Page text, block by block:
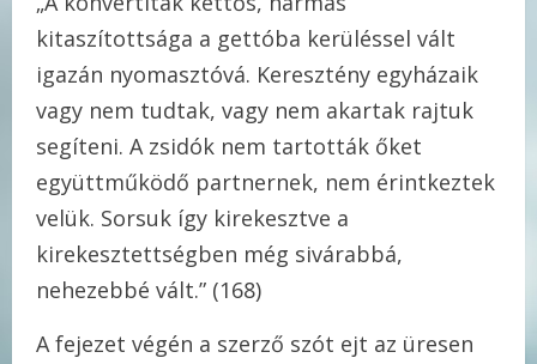
kitaszítottsága a gettóba kerüléssel vált
igazán nyomasztóvá. Keresztény egyházaik
vagy nem tudtak, vagy nem akartak rajtuk
segíteni. A zsidók nem tartották őket
együttműködő partnernek, nem érintkeztek
velük. Sorsuk így kirekesztve a
kirekesztettségben még sivárabbá,
nehezebbé vált.” (168)
A fejezet végén a szerző szót ejt az üresen